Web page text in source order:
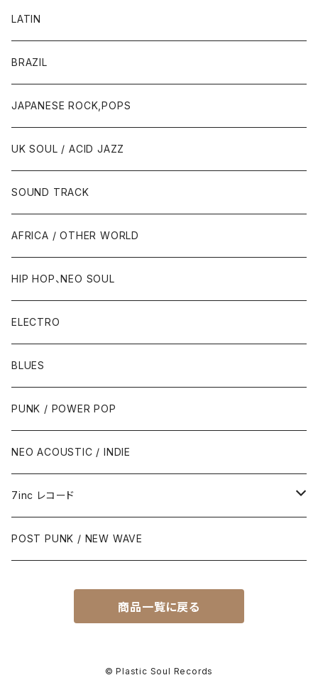
LATIN
BRAZIL
JAPANESE ROCK,POPS
UK SOUL / ACID JAZZ
SOUND TRACK
AFRICA / OTHER WORLD
HIP HOP、NEO SOUL
ELECTRO
BLUES
PUNK / POWER POP
NEO ACOUSTIC / INDIE
7inc レコード
PUNK / 2TONE
SKA / ROCK STEADY / REGGAE
POST PUNK / NEW WAVE
POST PUNK / NEW WAVE
商品一覧に戻る
© Plastic Soul Records